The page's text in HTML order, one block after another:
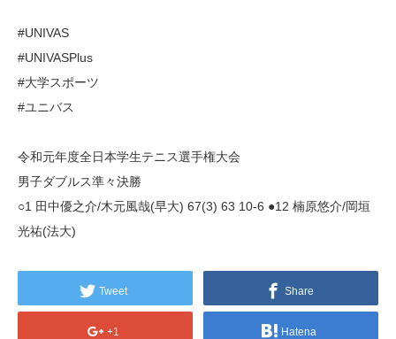
#UNIVAS
#UNIVASPlus
#大学スポーツ
#ユニバス
令和元年度全日本学生テニス選手権大会
男子ダブルス準々決勝
○1 田中優之介/木元風哉(早大) 67(3) 63 10-6 ●12 楠原悠介/岡垣
光祐(法大)
Tweet Share
+1 Hatena